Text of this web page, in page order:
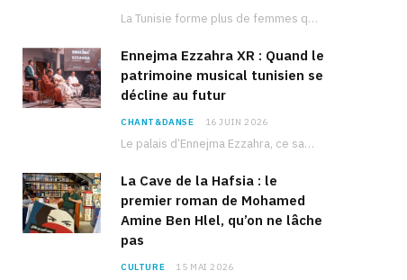
La Tunisie forme plus de femmes que d’hommes dans les filières scientifiques. Pourtant, pour beaucoup…
Ennejma Ezzahra XR : Quand le
patrimoine musical tunisien se
décline au futur
CHANT&DANSE 16 JUIN 2026
Le palais d’Ennejma Ezzahra, ce sanctuaire de la musique tunisienne et méditerranéenne construit par le…
La Cave de la Hafsia : le
premier roman de Mohamed
Amine Ben Hlel, qu’on ne lâche
pas
CULTURE 15 MAI 2026